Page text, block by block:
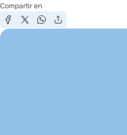
Compartir en